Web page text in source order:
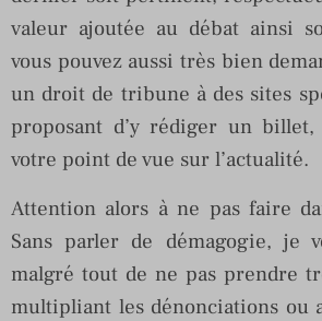
valeur ajoutée au débat ainsi
vous pouvez aussi très bien
un droit de tribune à des sites
proposant d’y rédiger un
votre point de vue sur l’actualité.
Attention alors à ne pas faire
Sans parler de démagogie, je
malgré tout de ne pas prendre
multipliant les dénonciations ou